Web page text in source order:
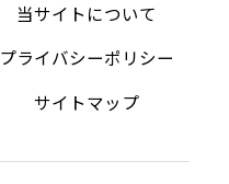
当サイトについて
プライバシーポリシー
サイトマップ